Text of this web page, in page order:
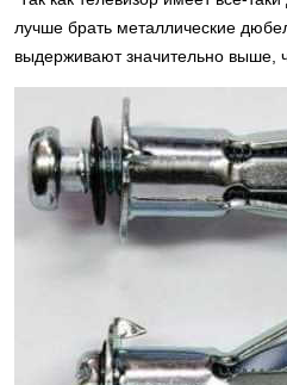
лучше брать металлические
выдерживают значительно выше,